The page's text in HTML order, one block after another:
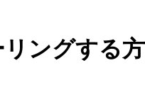
ングする